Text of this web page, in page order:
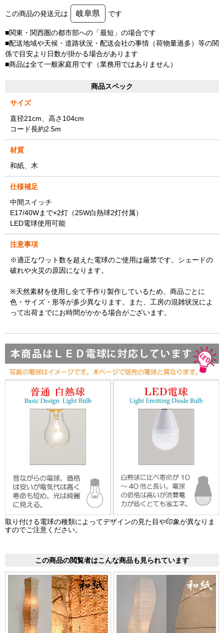
この商品の発送元は 岐阜県 です
■関東・関西圏の都市部への「最短」の場合です
■配送地域や天候・道路状況・配送会社の事情（荷物量過多）等の関
係で目安より日数が掛かる場合があります
■商品は全て一般家庭用です（業務用ではありません）
商品スペック
サイズ
直径21cm、高さ104cm
コード長約2.5m
材質
和紙、木
仕様補足
中間スイッチ
E17/40Wまで×2灯（25W白熱球2灯付属）
LED電球使用可能
注意事項
※適正なワット数を超えた電球のご使用は厳禁です。シェードの
破れや火災の原因になります。
※天然素材を使用し全て手作り製作しているため、商品ごとに
色・サイズ・形等が多少異なります。また、工房の混雑状況によ
って出荷までにお時間がかかる場合がございます。
取り付ける電球の種類によってデザインの見た目や印象が異なりま
すのでご注意ください。
この商品の閲覧者はこんな商品も見られています